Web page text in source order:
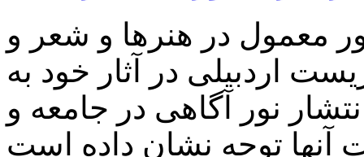
معمول در هنرها و شعر و
اردبیلی در آثار خود به
نور آگاهی در جامعه و